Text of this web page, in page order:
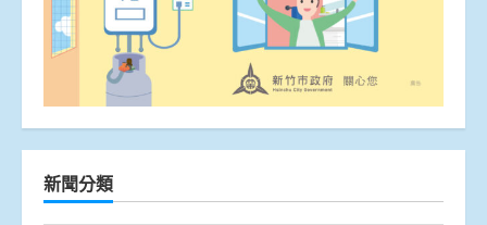
新聞分類